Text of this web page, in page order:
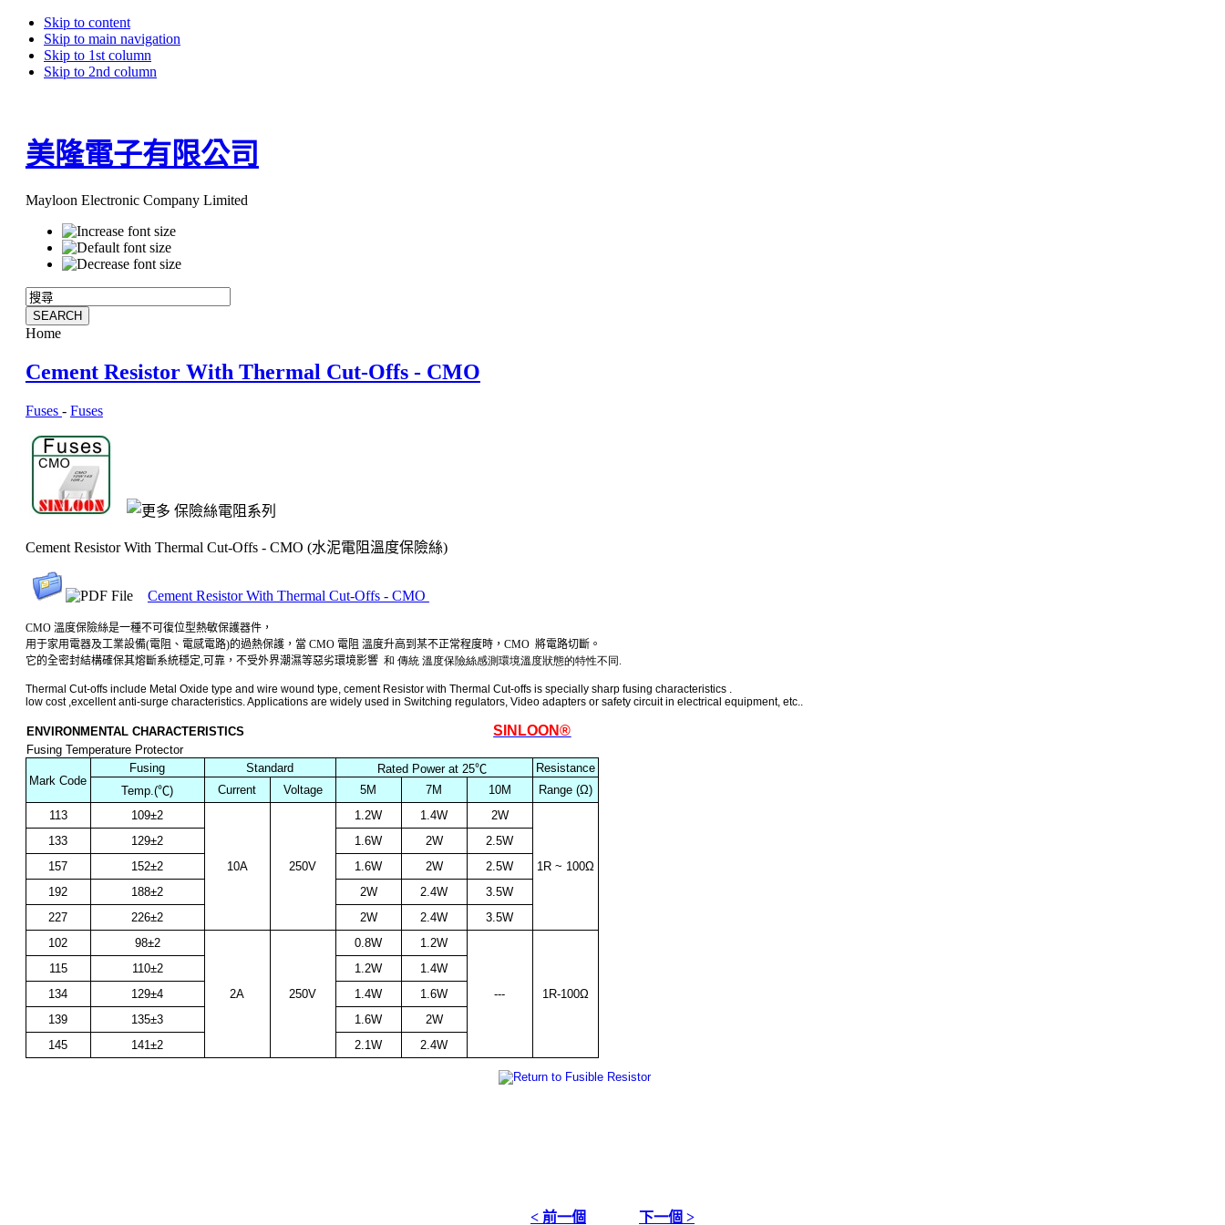
Skip to content
Skip to main navigation
Skip to 1st column
Skip to 2nd column
美隆電子有限公司
Mayloon Electronic Company Limited
Home
Cement Resistor With Thermal Cut-Offs - CMO
Fuses - Fuses
Cement Resistor With Thermal Cut-Offs - CMO (水泥電阻溫度保險絲)
Cement Resistor With Thermal Cut-Offs - CMO
CMO 溫度保險絲是一種不可復位型熱敏保護器件，
用于家用電器及工業設備(電阻、電感電路)的過熱保護，當 CMO 電阻 溫度升高到某不正常程度時，CMO 將電路切斷。
它的全密封結構確保其熔斷系統穩定 可靠，不受外界潮濕等惡劣環境影響 和 傳統 溫度保險絲感測環境溫度狀態的特性不同.
Thermal Cut-offs include Metal Oxide type and wire wound type, cement Resistor with Thermal Cut-offs is specially sharp fusing characteristics .
low cost ,excellent anti-surge characteristics. Applications are widely used in Switching regulators, Video adapters or safety circuit in electrical equipment, etc..
ENVIRONMENTAL CHARACTERISTICS SINLOON®
Fusing Temperature Protector
Mark Code
Fusing Standard Rated Power at 25℃
Resistance
Temp.(℃) Current Voltage 5M 7M 10M
Range (Ω)
113
109±2
10A 250V
1.2W 1.4W 2W
1R ~ 100Ω
133 129±2 1.6W 2W
2.5W
157
152±2 1.6W 2W
2.5W
192
188±2 2W 2.4W
3.5W
227
226±2 2W 2.4W
3.5W
102
98±2
2A 250V
0.8W 1.2W
--- 1R-100Ω
115 110±2 1.2W
1.4W
134
129±4 1.4W
1.6W
139
135±3 1.6W
2W
145
141±2 2.1W 2.4W
< 前一個 下一個 >